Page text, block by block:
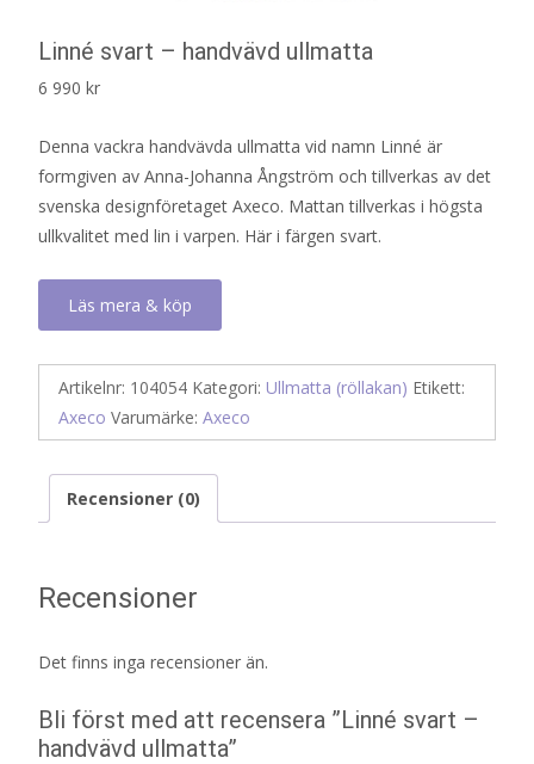
Linné svart – handvävd ullmatta
6 990 kr
Denna vackra handvävda ullmatta vid namn Linné är
formgiven av Anna-Johanna Ångström och tillverkas av det
svenska designföretaget Axeco. Mattan tillverkas i högsta
ullkvalitet med lin i varpen. Här i färgen svart.
Läs mera & köp
Artikelnr: 104054 Kategori: Ullmatta (röllakan) Etikett:
Axeco Varumärke: Axeco
Recensioner (0)
Recensioner
Det finns inga recensioner än.
Bli först med att recensera ”Linné svart –
handvävd ullmatta”